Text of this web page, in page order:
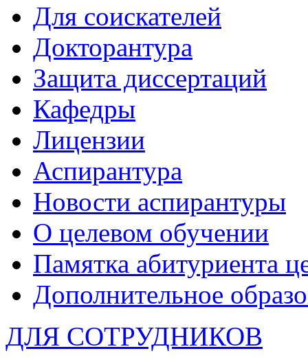
Для соискателей
Докторантура
Защита диссертаций
Кафедры
Лицензии
Аспирантура
Новости аспирантуры
О целевом обучении
Памятка абитуриента
Дополнительное
ДЛЯ СОТРУДНИКОВ